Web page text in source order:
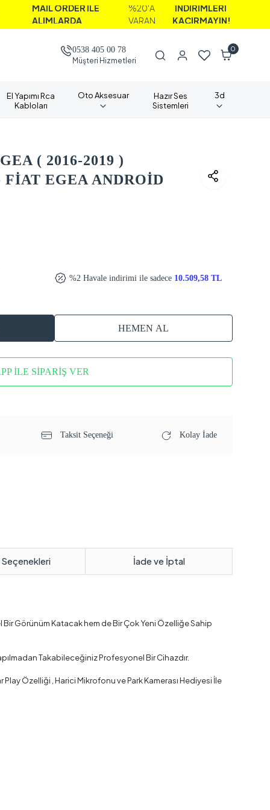
ORDER İLE
%20'A
İNDİRİMLERİ
KAÇIRMAYIN!
0538 405 00 78
Müşteri Hizmetleri
0
El Yapımı Rca
Kabloları
Oto Aksesuar
Hazır Ses
Sistemleri
3d
( 2016-2019 )
EGEA ANDROİD
%2 Havale indirimi ile sadece 10.509,58 TL
HEMEN AL
İLE SİPARİŞ VER
Taksit Seçeneği Kolay İade
İade ve İptal
Bir Görünüm Katacak hem de Bir Çok Yeni Özelliğe Sahip
Takabileceğiniz Profesyonel Bir Cihazdır.
Özelliği , Harici Mikrofonu ve Park Kamerası Hediyesi İle